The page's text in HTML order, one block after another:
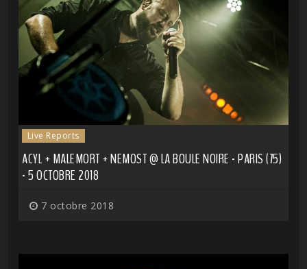
Live Reports
ACYL + MALEMORT + NEMOST @ LA BOULE NOIRE - PARIS (75)
- 5 OCTOBRE 2018
7 octobre 2018